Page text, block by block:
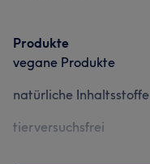
Produkte
vegane Produkte
natürliche Inhaltsstoffe
tierversuchsfrei